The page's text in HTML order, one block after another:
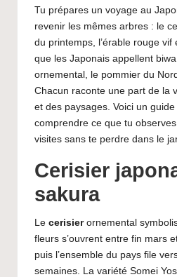
e
J
a
p
o
n
e
t
A
si
e
Tu prépares un voyage au
revenir les mêmes arbres : le
du printemps, l’érable rouge
que les Japonais appellent
ornemental, le pommier du
Chacun raconte une part de la
et des paysages. Voici un
comprendre ce que tu
visites sans te perdre dans le
Cerisier
sakura
Le cerisierornemental
fleurs s’ouvrent entre fin mars
puis l’ensemble du pays file
semaines. La variété Somei